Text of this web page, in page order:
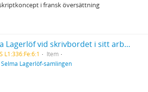
i fransk översättning
Selma Lagerlöf vid skrivbordet i sitt arbetsrum i Centralpalatset i Falun
L1:336:Fe:6:1
Item
Selma Lagerlöf-samlingen